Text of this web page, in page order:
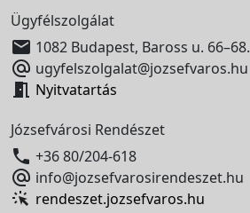
Ügyfélszolgálat
 1082 Budapest, Baross u. 66–68.
 ugyfelszolgalat@jozsefvaros.hu
 Nyitvatartás
Józsefvárosi Rendészet
 +36 80/204-618
 info@jozsefvarosirendeszet.hu
rendeszet.jozsefvaros.hu